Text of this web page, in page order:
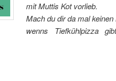
mit Muttis Kot vorlieb.
Mach du dir da mal keinen
wenns Tiefkühlpizza